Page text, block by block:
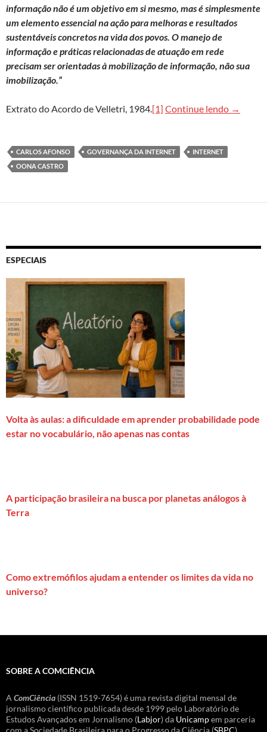
informação não é um objetivo em si mesmo, mas é simplesmente
um elemento essencial na ação para melhoras e resultados
sustentáveis concretos na vida dos povos. O manejo de
informação e práticas relacionadas de atuação em rede
precisam ser orientadas à mobilização de informação, não sua
imobilização.”
Extrato do Acordo de Velletri, 1984.[1] Continue lendo Eco-92,
→
CARLOS AFONSO GOVERNANÇA DA INTERNET
INTERNET
OONA CASTRO
ESPECIAIS
Volta às aulas: a dificuldade em aprender probabilidade pode
estar no vocabulário, não apenas nas contas
A participação brasileira na busca por planetas análogos à
Terra
Como extremófilos ajudam a entender os limites da vida no
universo?
SOBRE A COMCIÊNCIA
A ComCiência (ISSN 1519-7654) é uma revista digital mensal de
jornalismo científico publicada desde 1999 pelo Laboratório de
Estudos Avançados em Jornalismo (Labjor) da Unicampem parceria
com a Sociedade Brasileira para o Progresso da Ciência (SBPC).